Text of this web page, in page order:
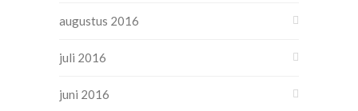
augustus 2016
juli 2016
juni 2016